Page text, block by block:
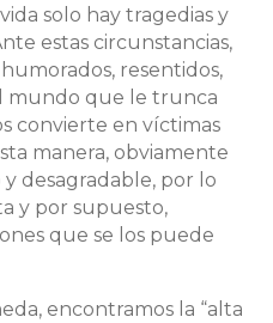
solo hay tragedias y
estas circunstancias,
resentidos,
mundo que le trunca
convierte en víctimas
manera, obviamente
desagradable, por lo
y por supuesto,
que se los puede
encontramos la “alta